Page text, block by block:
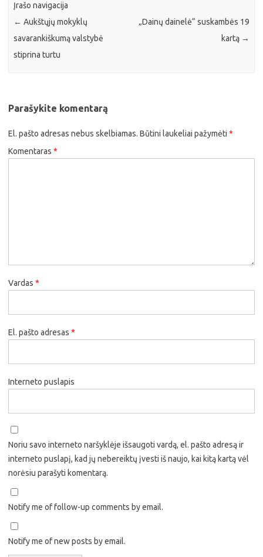
Įrašo navigacija
← Aukštųjų mokyklų
savarankiškumą valstybė
stiprina turtu
„Dainų dainelė“ suskambės 19
kartą →
Parašykite komentarą
El. pašto adresas nebus skelbiamas. Būtini laukeliai pažymėti *
Komentaras *
Vardas *
El. pašto adresas *
Interneto puslapis
Noriu savo interneto naršyklėje išsaugoti vardą, el. pašto adresą ir
interneto puslapį, kad jų nebereiktų įvesti iš naujo, kai kitą kartą vėl
norėsiu parašyti komentarą.
Notify me of follow-up comments by email.
Notify me of new posts by email.